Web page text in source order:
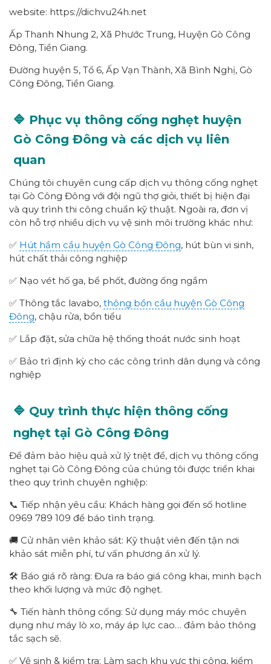
website: https://dichvu24h.net
Ấp Thanh Nhung 2, Xã Phước Trung, Huyện Gò Công
Đông, Tiền Giang.
Đường huyện 5, Tổ 6, Ấp Vạn Thành, Xã Bình Nghị, Gò
Công Đông, Tiền Giang.
🔷 Phục vụ thông cống nghẹt huyện
Gò Công Đông và các dịch vụ liên
quan
Chúng tôi chuyên cung cấp dịch vụ thông cống nghẹt
tại Gò Công Đông với đội ngũ thợ giỏi, thiết bị hiện đại
và quy trình thi công chuẩn kỹ thuật. Ngoài ra, đơn vị
còn hỗ trợ nhiều dịch vụ vệ sinh môi trường khác như:
✅ Hút hầm cầu huyện Gò Công Đông, hút bùn vi sinh,
hút chất thải công nghiệp
✅ Nạo vét hố ga, bể phốt, đường ống ngầm
✅ Thông tắc lavabo, thông bồn cầu huyện Gò Công
Đông, chậu rửa, bồn tiểu
✅ Lắp đặt, sửa chữa hệ thống thoát nước sinh hoạt
✅ Bảo trì định kỳ cho các công trình dân dụng và công
nghiệp
🔷 Quy trình thực hiện thông cống
nghẹt tại Gò Công Đông
Để đảm bảo hiệu quả xử lý triệt để, dịch vụ thông cống
nghẹt tại Gò Công Đông của chúng tôi được triển khai
theo quy trình chuyên nghiệp:
📞 Tiếp nhận yêu cầu: Khách hàng gọi đến số hotline
0969 789 109 để báo tình trạng.
🚚 Cử nhân viên khảo sát: Kỹ thuật viên đến tận nơi
khảo sát miễn phí, tư vấn phương án xử lý.
🛠️ Báo giá rõ ràng: Đưa ra báo giá công khai, minh bạch
theo khối lượng và mức độ nghẹt.
🔧 Tiến hành thông cống: Sử dụng máy móc chuyên
dụng như máy lò xo, máy áp lực cao… đảm bảo thông
tắc sạch sẽ.
✅ Vệ sinh & kiểm tra: Làm sạch khu vực thi công, kiểm